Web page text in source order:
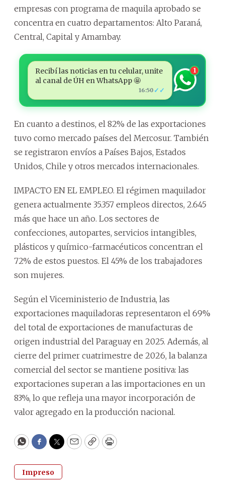
empresas con programa de maquila aprobado se
concentra en cuatro departamentos: Alto Paraná,
Central, Capital y Amambay.
Recibí las noticias en tu celular, unite
al canal de ÚH en WhatsApp 🤩
16:50 ✓✓
1
En cuanto a destinos, el 82% de las exportaciones
tuvo como mercado países del Mercosur. También
se registraron envíos a Países Bajos, Estados
Unidos, Chile y otros mercados internacionales.
IMPACTO EN EL EMPLEO. El régimen maquilador
genera actualmente 35.357 empleos directos, 2.645
más que hace un año. Los sectores de
confecciones, autopartes, servicios intangibles,
plásticos y químico-farmacéuticos concentran el
72% de estos puestos. El 45% de los trabajadores
son mujeres.
Según el Viceministerio de Industria, las
exportaciones maquiladoras representaron el 69%
del total de exportaciones de manufacturas de
origen industrial del Paraguay en 2025. Además, al
cierre del primer cuatrimestre de 2026, la balanza
comercial del sector se mantiene positiva: las
exportaciones superan a las importaciones en un
83%, lo que refleja una mayor incorporación de
valor agregado en la producción nacional.
WhatsApp
Facebook
Twitter
EmailCopyPrint
Impreso